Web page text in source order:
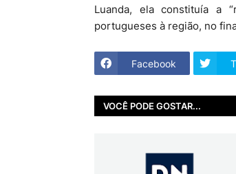
Luanda, ela constituía a
portugueses à região, no
Facebook
VOCÊ PODE GOSTAR...